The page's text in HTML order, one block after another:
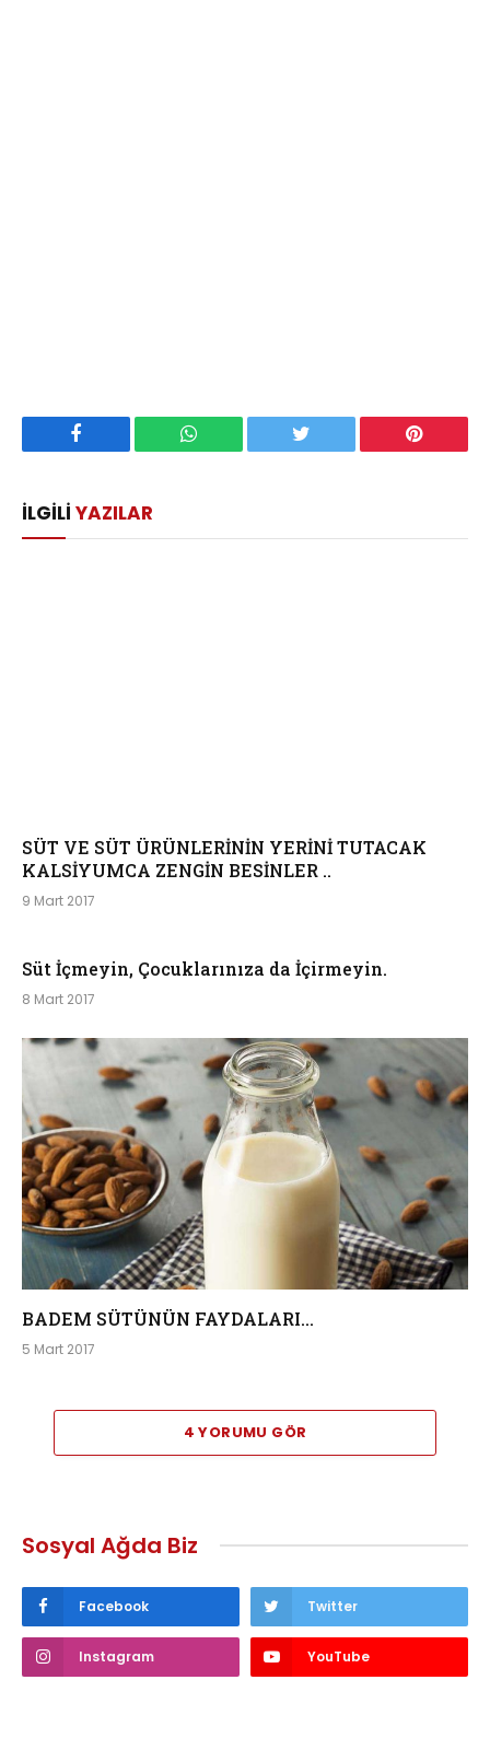
WhatsApp Pinterest
İLGILI YAZILAR
SÜT VE SÜT ÜRÜNLERİNİN YERİNİ TUTACAK
KALSİYUMCA ZENGİN BESİNLER ..
9 Mart 2017
Süt İçmeyin, Çocuklarınıza da İçirmeyin.
8 Mart 2017
BADEM SÜTÜNÜN FAYDALARI…
5 Mart 2017
4 YORUMU GÖR
Sosyal Ağda Biz
Facebook Twitter
Instagram YouTube